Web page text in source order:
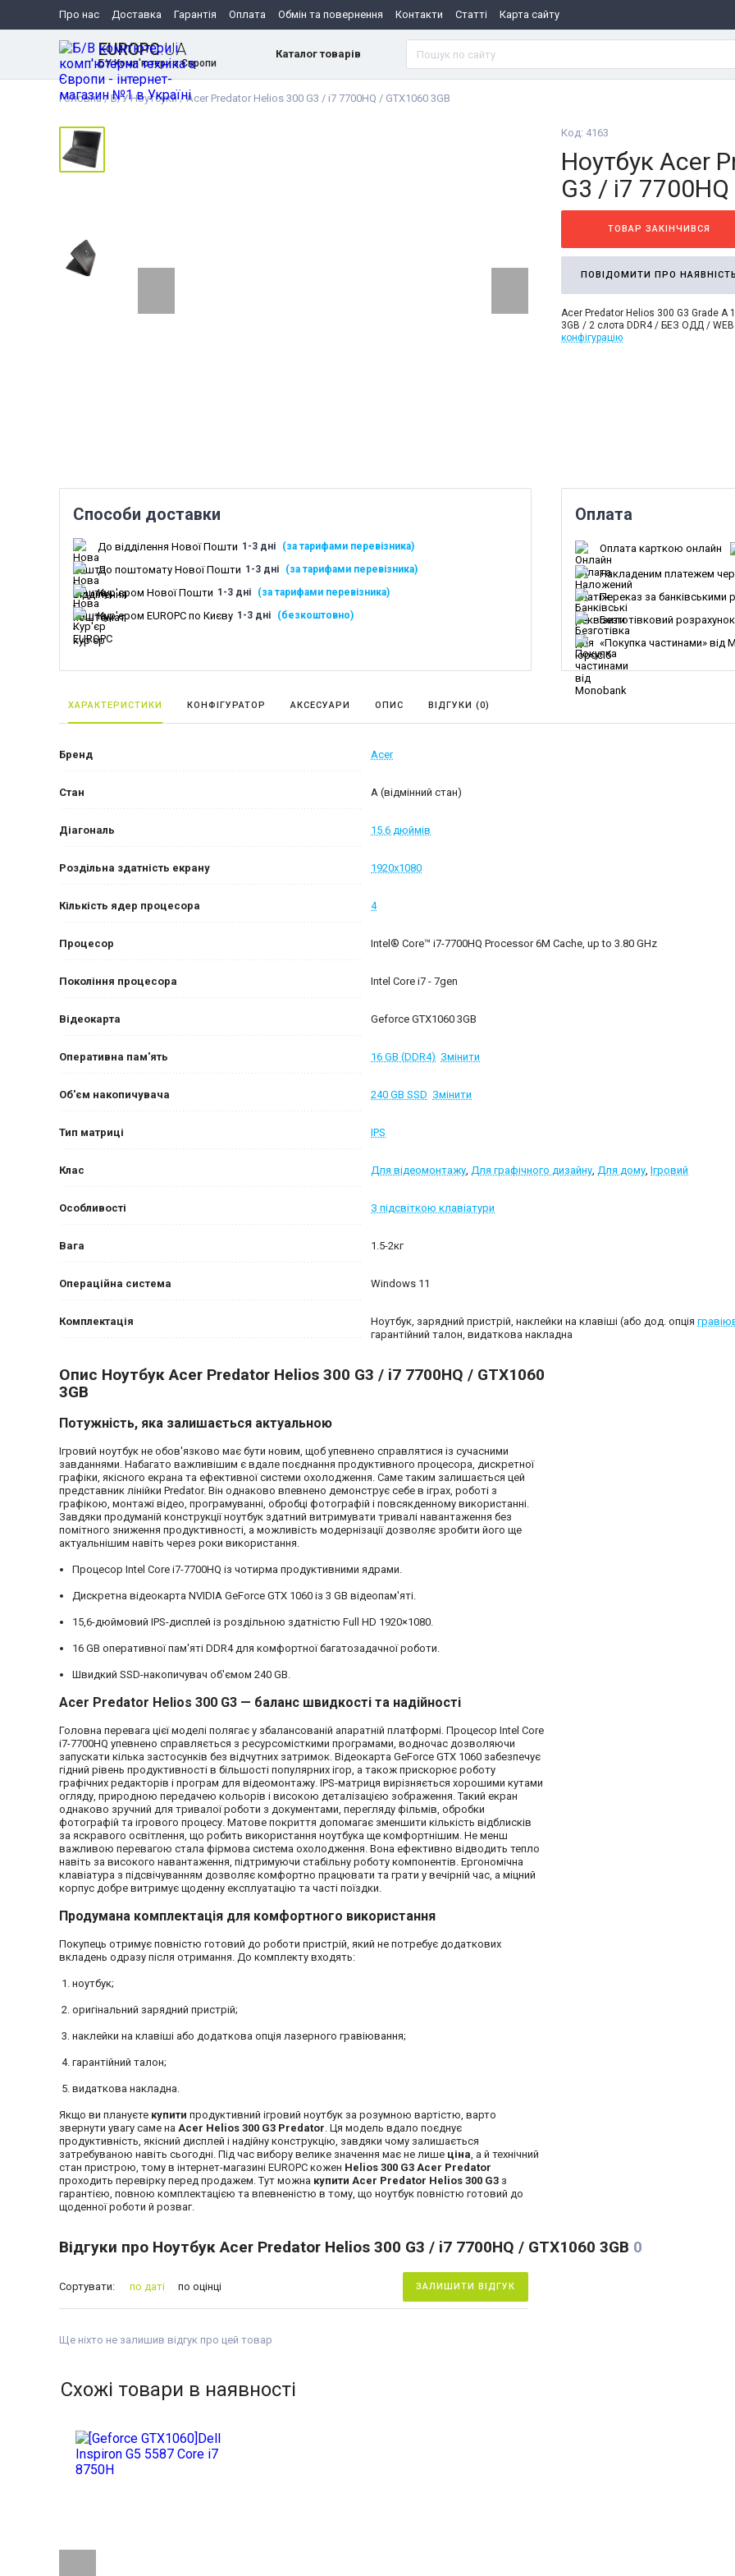
Про нас Доставка Гарантія Оплата Обмін та повернення Контакти Статті Карта сайту
EUROPC.UA
БУ Комп'ютери з Європи
Каталог товарів
Головна/Б/У Ноутбуки/Acer Predator Helios 300 G3 / i7 7700HQ / GTX1060 3GB
Код: 4163
Ноутбук Acer
G3 / i7
ТОВАР ЗАКІНЧИВСЯ
ПОВІДОМИТИ ПРО НАЯВНІСТЬ
Acer Predator Helios 300 G3 Grade A
3GB / 2 слота DDR4 / БЕЗ ОДД /
конфігурацію
Способи доставки
До відділення Нової Пошти 1-3 дні (за тарифами перевізника)
До поштомату Нової Пошти 1-3 дні (за тарифами перевізника)
Кур'єром Нової Пошти 1-3 дні (за тарифами перевізника)
Кур'єром EUROPC по Києву 1-3 дні (безкоштовно)
Оплата
Оплата карткою онлайн
Накладеним платежем
Переказ за банківськими
Безготівковий
«Покупка частинами» від
ХАРАКТЕРИСТИКИ КОНФІГУРАТОР АКСЕСУАРИ ОПИС ВІДГУКИ (0)
Бренд Acer
Стан A (відмінний стан)
Діагональ 15.6 дюймів
Роздільна здатність екрану 1920x1080
Кількість ядер процесора 4
Процесор Intel® Core™ i7-7700HQ Processor 6M Cache, up to 3.80 GHz
Покоління процесора Intel Core i7 - 7gen
Відеокарта Geforce GTX1060 3GB
Оперативна пам'ять 16 GB (DDR4) Змінити
Об'єм накопичувача 240 GB SSD Змінити
Тип матриці IPS
Клас Для відеомонтажу, Для графічного дизайну, Для дому, Ігровий
Особливості З підсвіткою клавіатури
Вага 1.5-2кг
Операційна система Windows 11
Комплектація Ноутбук, зарядний пристрій, наклейки на клавіші (або дод. опція
гарантійний талон, видаткова накладна
Опис Ноутбук Acer Predator Helios 300 G3 / i7 7700HQ / GTX1060
3GB
Потужність, яка залишається актуальною
Ігровий ноутбук не обов'язково має бути новим, щоб упевнено справлятися із сучасними
завданнями. Набагато важливішим є вдале поєднання продуктивного процесора, дискретної
графіки, якісного екрана та ефективної системи охолодження. Саме таким залишається цей
представник лінійки Predator. Він однаково впевнено демонструє себе в іграх, роботі з
графікою, монтажі відео, програмуванні, обробці фотографій і повсякденному використанні.
Завдяки продуманій конструкції ноутбук здатний витримувати тривалі навантаження без
помітного зниження продуктивності, а можливість модернізації дозволяє зробити його ще
актуальнішим навіть через роки використання.
Процесор Intel Core i7-7700HQ із чотирма продуктивними ядрами.
Дискретна відеокарта NVIDIA GeForce GTX 1060 із 3 GB відеопам'яті.
15,6-дюймовий IPS-дисплей із роздільною здатністю Full HD 1920×1080.
16 GB оперативної пам'яті DDR4 для комфортної багатозадачної роботи.
Швидкий SSD-накопичувач об'ємом 240 GB.
Acer Predator Helios 300 G3 — баланс швидкості та надійності
Головна перевага цієї моделі полягає у збалансованій апаратній платформі. Процесор Intel Core
i7-7700HQ упевнено справляється з ресурсомісткими програмами, водночас дозволяючи
запускати кілька застосунків без відчутних затримок. Відеокарта GeForce GTX 1060 забезпечує
гідний рівень продуктивності в більшості популярних ігор, а також прискорює роботу
графічних редакторів і програм для відеомонтажу. IPS-матриця вирізняється хорошими кутами
огляду, природною передачею кольорів і високою деталізацією зображення. Такий екран
однаково зручний для тривалої роботи з документами, перегляду фільмів, обробки
фотографій та ігрового процесу. Матове покриття допомагає зменшити кількість відблисків
за яскравого освітлення, що робить використання ноутбука ще комфортнішим. Не менш
важливою перевагою стала фірмова система охолодження. Вона ефективно відводить тепло
навіть за високого навантаження, підтримуючи стабільну роботу компонентів. Ергономічна
клавіатура з підсвічуванням дозволяє комфортно працювати та грати у вечірній час, а міцний
корпус добре витримує щоденну експлуатацію та часті поїздки.
Продумана комплектація для комфортного використання
Покупець отримує повністю готовий до роботи пристрій, який не потребує додаткових
вкладень одразу після отримання. До комплекту входять:
ноутбук;
оригінальний зарядний пристрій;
наклейки на клавіші або додаткова опція лазерного гравіювання;
гарантійний талон;
видаткова накладна.
Якщо ви плануєте купити продуктивний ігровий ноутбук за розумною вартістю, варто
звернути увагу саме на Acer Helios 300 G3 Predator. Ця модель вдало поєднує
продуктивність, якісний дисплей і надійну конструкцію, завдяки чому залишається
затребуваною навіть сьогодні. Під час вибору велике значення має не лише ціна, а й технічний
стан пристрою, тому в інтернет-магазині EUROPC кожен Helios 300 G3 Acer Predator
проходить перевірку перед продажем. Тут можна купити Acer Predator Helios 300 G3 з
гарантією, повною комплектацією та впевненістю в тому, що ноутбук повністю готовий до
щоденної роботи й розваг.
Відгуки про Ноутбук Acer Predator Helios 300 G3 / i7 7700HQ / GTX1060 3GB 0
Сортувати: по даті по оцінці ЗАЛИШИТИ ВІДГУК
Ще ніхто не залишив відгук про цей товар
Схожі товари в наявності